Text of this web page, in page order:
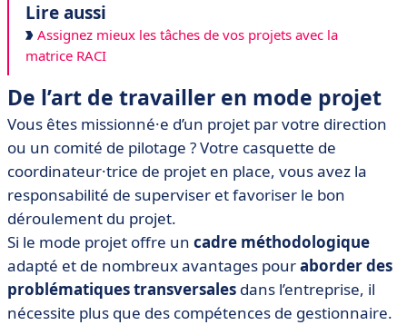
Lire aussi
Assignez mieux les tâches de vos projets avec la
matrice RACI
De l’art de travailler en mode projet
Vous êtes missionné·e d’un projet par votre direction
ou un comité de pilotage ? Votre casquette de
coordinateur·trice de projet en place, vous avez la
responsabilité de superviser et favoriser le bon
déroulement du projet.
Si le mode projet offre un cadre méthodologique
adapté et de nombreux avantages pouraborder des
problématiques transversales dans l’entreprise, il
nécessite plus que des compétences de gestionnaire.